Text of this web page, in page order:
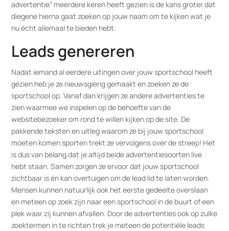
advertentie” meerdere keren heeft gezien is de kans groter dat
diegene hierna gaat zoeken op jouw naam om te kijken wat je
nu écht allemaal te bieden hebt.
Leads genereren
Nadat iemand al eerdere uitingen over jouw sportschool heeft
gezien heb je ze nieuwsgierig gemaakt en zoeken ze de
sportschool op. Vanaf dan krijgen ze andere advertenties te
zien waarmee we inspelen op de behoefte van de
websitebezoeker om rond te willen kijken op de site. De
pakkende teksten en uitleg waarom ze bij jouw sportschool
moeten komen sporten trekt ze vervolgens over de streep! Het
is dus van belang dat je altijd beide advertentiesoorten live
hebt staan. Samen zorgen ze ervoor dat jouw sportschool
zichtbaar is én kan overtuigen om de lead lid te laten worden.
Mensen kunnen natuurlijk ook het eerste gedeelte overslaan
en meteen op zoek zijn naar een sportschool in de buurt of een
plek waar zij kunnen afvallen. Door de advertenties ook op zulke
zoektermen in te richten trek je meteen de potentiële leads